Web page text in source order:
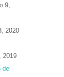
9,
2020
2019